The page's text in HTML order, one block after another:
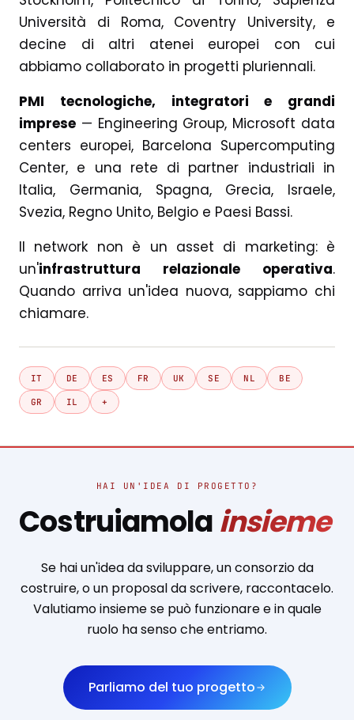
Università di Roma, Coventry University, e
decine di altri atenei europei con cui
abbiamo collaborato in progetti pluriennali.
PMI tecnologiche, integratori e grandi
imprese — Engineering Group, Microsoft data
centers europei, Barcelona Supercomputing
Center, e una rete di partner industriali in
Italia, Germania, Spagna, Grecia, Israele,
Svezia, Regno Unito, Belgio e Paesi Bassi.
Il network non è un asset di marketing: è
un'infrastruttura relazionale operativa.
Quando arriva un'idea nuova, sappiamo chi
chiamare.
IT DE ES FR UK SE NL BE
GR IL +
HAI UN'IDEA DI PROGETTO?
Costruiamolainsieme
Se hai un'idea da sviluppare, un consorzio da
costruire, o un proposal da scrivere, raccontacelo.
Valutiamo insieme se può funzionare e in quale
ruolo ha senso che entriamo.
Parliamo del tuo progetto